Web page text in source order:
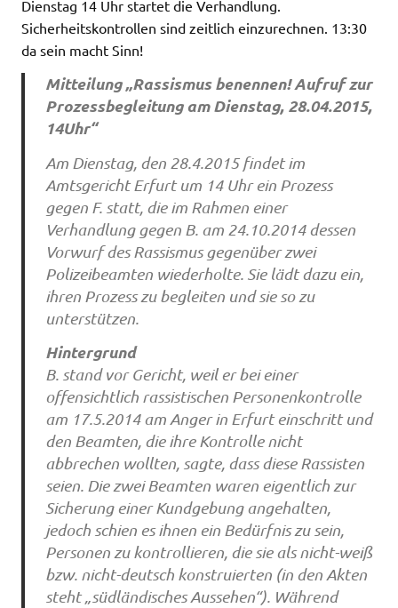
Dienstag 14 Uhr startet die Verhandlung.
Sicherheitskontrollen sind zeitlich einzurechnen. 13:30
da sein macht Sinn!
Mitteilung „Rassismus benennen! Aufruf zur
Prozessbegleitung am Dienstag, 28.04.2015,
14Uhr“
Am Dienstag, den 28.4.2015 findet im
Amtsgericht Erfurt um 14 Uhr ein Prozess
gegen F. statt, die im Rahmen einer
Verhandlung gegen B. am 24.10.2014 dessen
Vorwurf des Rassismus gegenüber zwei
Polizeibeamten wiederholte. Sie lädt dazu ein,
ihren Prozess zu begleiten und sie so zu
unterstützen.
Hintergrund
B. stand vor Gericht, weil er bei einer
offensichtlich rassistischen Personenkontrolle
am 17.5.2014 am Anger in Erfurt einschritt und
den Beamten, die ihre Kontrolle nicht
abbrechen wollten, sagte, dass diese Rassisten
seien. Die zwei Beamten waren eigentlich zur
Sicherung einer Kundgebung angehalten,
jedoch schien es ihnen ein Bedürfnis zu sein,
Personen zu kontrollieren, die sie als nicht-weiß
bzw. nicht-deutsch konstruierten (in den Akten
steht „südländisches Aussehen“). Während